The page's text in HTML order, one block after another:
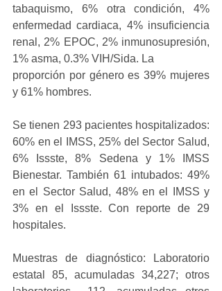
tabaquismo, 6% otra condición, 4%
enfermedad cardiaca, 4% insuficiencia
renal, 2% EPOC, 2% inmunosupresión,
1% asma, 0.3% VIH/Sida. La
proporción por género es 39% mujeres
y 61% hombres.
Se tienen 293 pacientes hospitalizados:
60% en el IMSS, 25% del Sector Salud,
6% Issste, 8% Sedena y 1% IMSS
Bienestar. También 61 intubados: 49%
en el Sector Salud, 48% en el IMSS y
3% en el Issste. Con reporte de 29
hospitales.
Muestras de diagnóstico: Laboratorio
estatal 85, acumuladas 34,227; otros